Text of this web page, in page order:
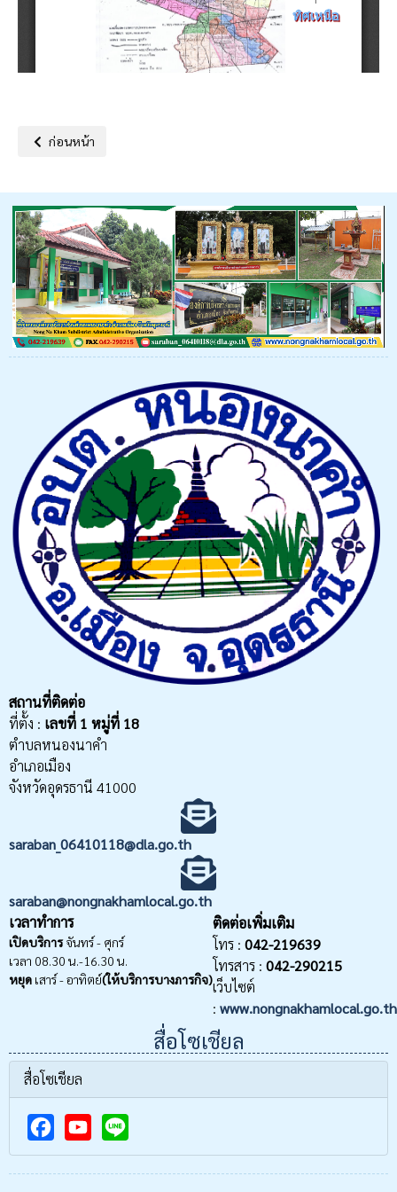
เนื้อหาก่อนหน้า: สรุปแผนพัฒนาท้องถิ่น แผนพัฒนาท้องถิ่น (พ.ศ.2566
ก่อนหน้า
สถานที่ติดต่อ
ที่ตั้ง : เลขที่ 1 หมู่ที่ 18
ตำบลหนองนาคำ
อำเภอเมือง
จังหวัดอุดรธานี 41000
saraban_06410118@dla.go.th
saraban@nongnakhamlocal.go.th
เวลาทำการ
เปิดบริการจันทร์ - ศุกร์
เวลา 08.30 น.-16.30 น.
หยุด เสาร์ - อาทิตย์(ให้บริการบางภารกิจ)
ติดต่อเพิ่มเติม
โทร : 042-219639
โทรสาร : 042-290215
เว็บไซต์
: www.nongnakhamlocal.go.th
สื่อโซเชียล
สื่อโซเชียล
F
a
Y
o